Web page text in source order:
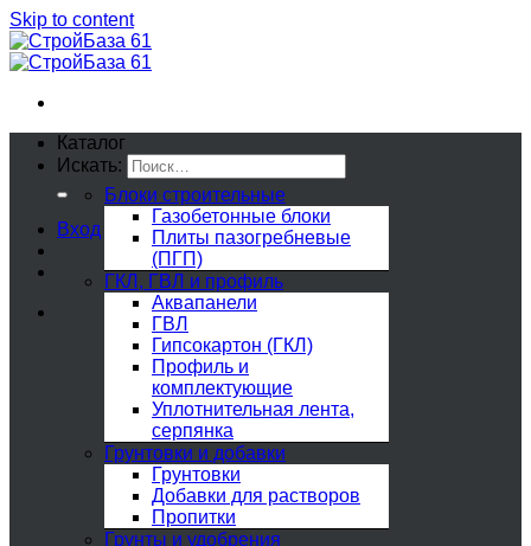
Skip to content
Искать:
Вход
Каталог
Блоки строительные
Газобетонные блоки
Плиты пазогребневые
(ПГП)
ГКЛ, ГВЛ и профиль
Аквапанели
ГВЛ
Гипсокартон (ГКЛ)
Профиль и
комплектующие
Уплотнительная лента,
серпянка
Грунтовки и добавки
Грунтовки
Добавки для растворов
Пропитки
Грунты и удобрения